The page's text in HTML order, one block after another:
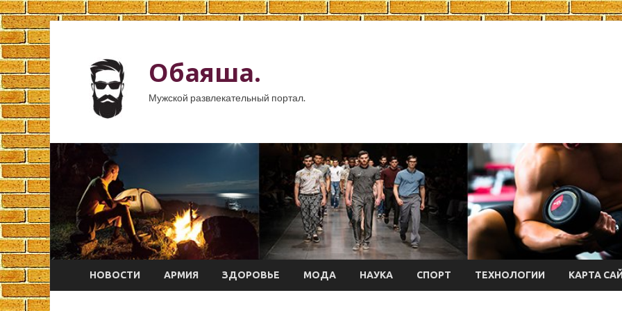
Обаяша.
Мужской развлекательный портал.
НОВОСТИ АРМИЯ ЗДОРОВЬЕ МОДА НАУКА СПОРТ ТЕХНОЛОГИИ КАРТА